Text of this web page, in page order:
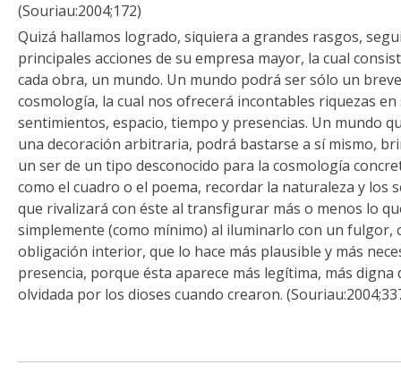
(Souriau:2004;172)
Quizá hallamos logrado, siquiera a grandes rasgos,
principales acciones de su empresa mayor, la cual
cada obra, un mundo. Un mundo podrá ser sólo un
cosmología, la cual nos ofrecerá incontables riquezas
sentimientos, espacio, tiempo y presencias. Un mundo
una decoración arbitraria, podrá bastarse a sí mismo,
un ser de un tipo desconocido para la cosmología
como el cuadro o el poema, recordar la naturaleza y los
que rivalizará con éste al transfigurar más o menos lo
simplemente (como mínimo) al iluminarlo con un fulgor,
obligación interior, que lo hace más plausible y más
presencia, porque ésta aparece más legítima, más
olvidada por los dioses cuando crearon.